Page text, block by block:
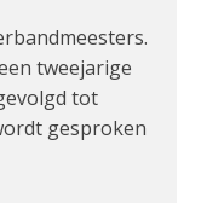
tweejarige
tot
gesproken